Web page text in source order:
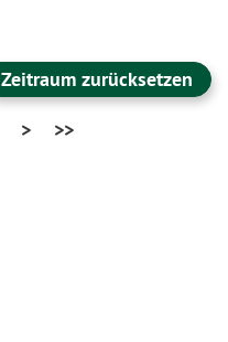
Zeitraum zurücksetzen
> >>